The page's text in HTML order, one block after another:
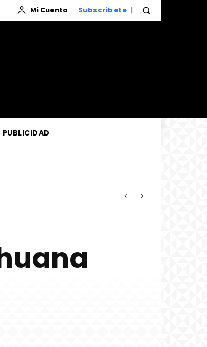
Mi Cuenta Subscribete
PUBLICIDAD
la Corte de Loreto